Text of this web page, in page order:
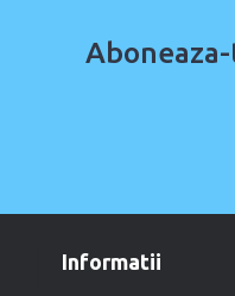
informatii